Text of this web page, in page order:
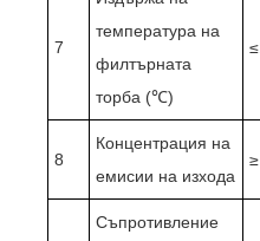
7
температура на
филтърната
торба (℃)
8
Концентрация на
емисии на изхода
Съпротивление